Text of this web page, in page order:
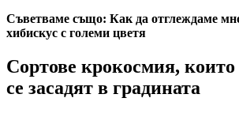
Съветваме също: Как да отглеждаме
хибискус с големи цветя
Сортове крокосмия, които
се засадят в градината